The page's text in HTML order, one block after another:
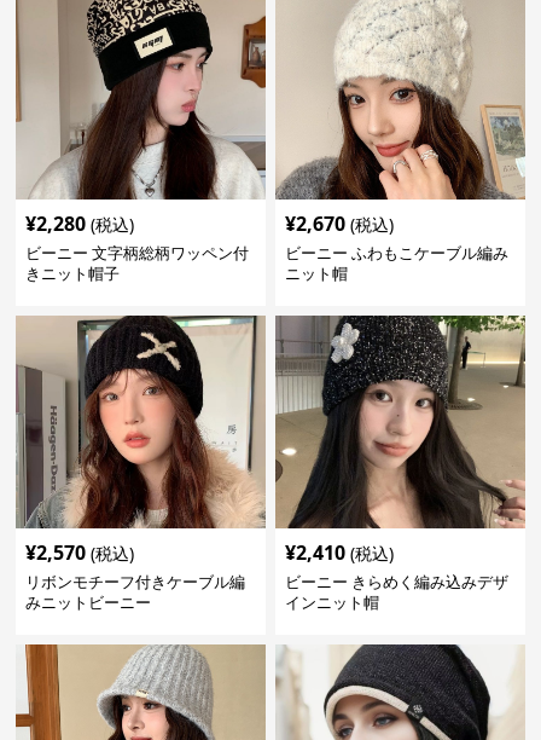
¥2,280 (税込)
ビーニー 文字柄総柄ワッペン付
きニット帽子
¥2,670 (税込)
ビーニー ふわもこケーブル編み
ニット帽
¥2,570 (税込)
リボンモチーフ付きケーブル編
みニットビーニー
¥2,410 (税込)
ビーニー きらめく編み込みデザ
インニット帽